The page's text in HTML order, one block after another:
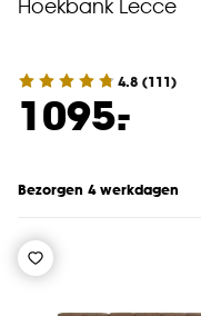
4.8 (111)
1095.
-
Bezorgen 4 werkdagen